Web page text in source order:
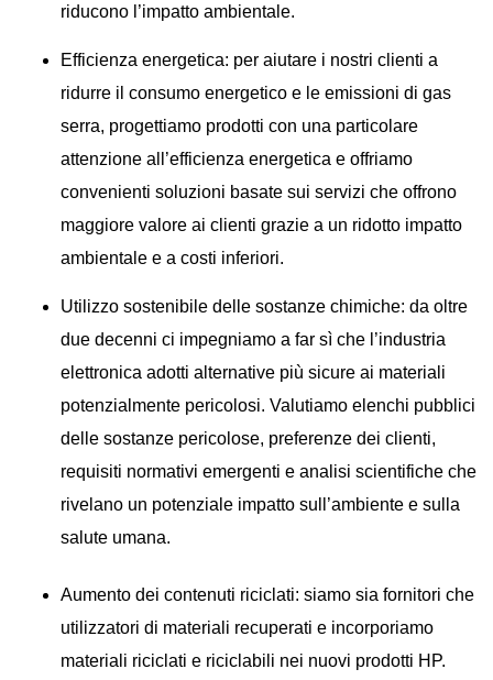
riducono l’impatto ambientale.
Efficienza energetica: per aiutare i nostri clienti a
ridurre il consumo energetico e le emissioni di gas
serra, progettiamo prodotti con una particolare
attenzione all’efficienza energetica e offriamo
convenienti soluzioni basate sui servizi che offrono
maggiore valore ai clienti grazie a un ridotto impatto
ambientale e a costi inferiori.
Utilizzo sostenibile delle sostanze chimiche: da oltre
due decenni ci impegniamo a far sì che l’industria
elettronica adotti alternative più sicure ai materiali
potenzialmente pericolosi. Valutiamo elenchi pubblici
delle sostanze pericolose, preferenze dei clienti,
requisiti normativi emergenti e analisi scientifiche che
rivelano un potenziale impatto sull’ambiente e sulla
salute umana.
Aumento dei contenuti riciclati: siamo sia fornitori che
utilizzatori di materiali recuperati e incorporiamo
materiali riciclati e riciclabili nei nuovi prodotti HP.